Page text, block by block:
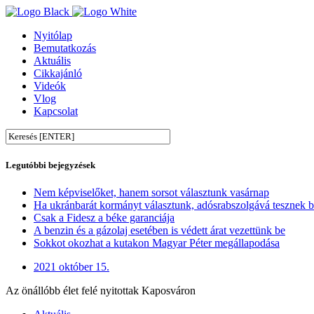
Nyitólap
Bemutatkozás
Aktuális
Cikkajánló
Videók
Vlog
Kapcsolat
Legutóbbi bejegyzések
Nem képviselőket, hanem sorsot választunk vasárnap
Ha ukránbarát kormányt választunk, adósrabszolgává tesznek
Csak a Fidesz a béke garanciája
A benzin és a gázolaj esetében is védett árat vezettünk be
Sokkot okozhat a kutakon Magyar Péter megállapodása
2021 október 15.
Az önállóbb élet felé nyitottak Kaposváron